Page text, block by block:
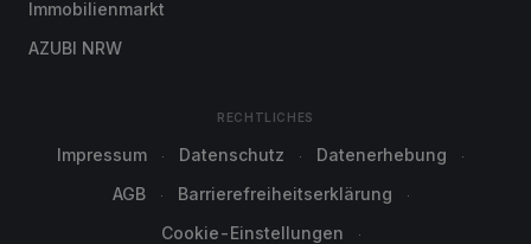
Immobilienmarkt
AZUBI NRW
RECHTLICHES
Impressum Datenschutz
Datenerhebung
AGB
Barrierefreiheitserklärung
Cookie-Einstellungen